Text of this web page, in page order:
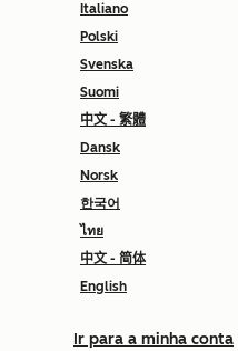
Italiano
Polski
Svenska
Suomi
中文 - 繁體
Dansk
Norsk
한국어
ไทย
中文 - 简体
English
Ir para a minha conta